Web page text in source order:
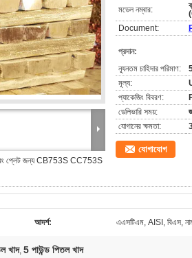
প্লেট জন্য CB753S CC753S
মডেল নম্বার:
Document:
প্রদান:
ন্যূনতম চাহিদার পরিমাণ:
মূল্য:
প্যাকেজিং বিবরণ:
ডেলিভারি সময়:
যোগানের ক্ষমতা:
যোগাযোগ
আদর্শ: এএসটিএম, AISI, বিএস,
খাদ, 5 পাউন্ড পিতল খাদ